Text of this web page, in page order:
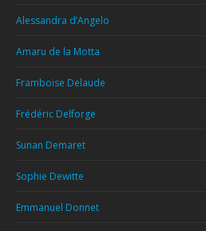
Alessandra d’Angelo
Amaru de la Motta
Framboise Delaude
Frédéric Delforge
Sunan Demaret
Sophie Dewitte
Emmanuel Donnet